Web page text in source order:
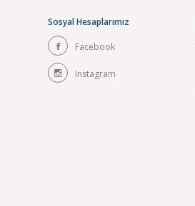
Sosyal Hesaplarımız
Facebook
Instagram